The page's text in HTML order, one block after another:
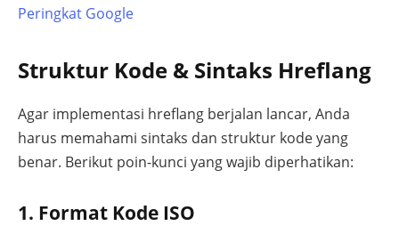
Peringkat Google
Struktur Kode & Sintaks Hreflang
Agar implementasi hreflang berjalan lancar, Anda
harus memahami sintaks dan struktur kode yang
benar. Berikut poin-kunci yang wajib diperhatikan:
1. Format Kode ISO